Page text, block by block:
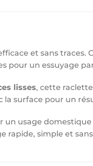
et sans traces.
pour un essuyage
lisses, cette
la surface pour un
un usage domestique
rapide, simple et